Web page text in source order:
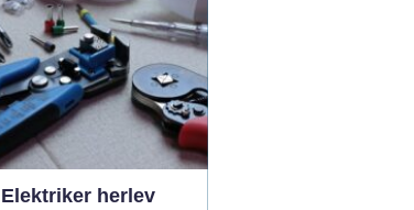
nødve...
Elektriker herlev